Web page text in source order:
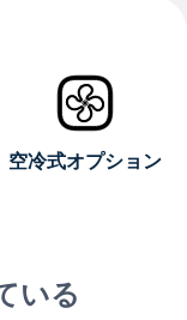
空冷式オプション
いる